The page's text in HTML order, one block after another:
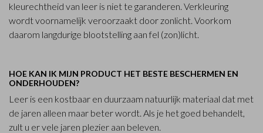
kleurechtheid van leer is niet te garanderen. Verkleuring
wordt voornamelijk veroorzaakt door zonlicht. Voorkom
daarom langdurige blootstelling aan fel (zon)licht.
HOE KAN IK MIJN PRODUCT HET BESTE BESCHERMEN EN
ONDERHOUDEN?
Leer is een kostbaar en duurzaam natuurlijk materiaal dat met
de jaren alleen maar beter wordt. Als je het goed behandelt,
zult u er vele jaren plezier aan beleven.